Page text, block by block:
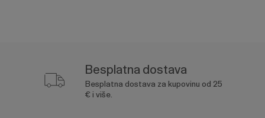
Besplatna dostava
Besplatna dostava za kupovinu od 25
€ i više.